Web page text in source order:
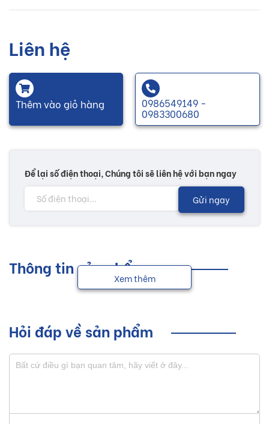
Liên hệ
Thêm vào giỏ hàng 0986549149 -
0983300680
Để lại số điện thoại, Chúng tôi sẽ liên hệ với bạn ngay
Gửi ngay
Thông tin sản phẩm
Xem thêm
Hỏi đáp về sản phẩm